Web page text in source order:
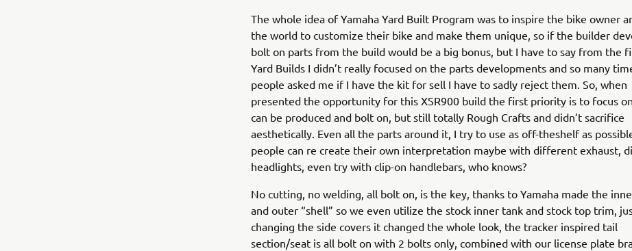
The whole idea of Yamaha Yard Built Program was to inspire the bike owner
the world to customize their bike and make them unique, so if the builder
bolt on parts from the build would be a big bonus, but I have to say from the
Yard Builds I didn’t really focused on the parts developments and so many
people asked me if I have the kit for sell I have to sadly reject them. So, when
presented the opportunity for this XSR900 build the first priority is to focus
can be produced and bolt on, but still totally Rough Crafts and didn’t sacrifice
aesthetically. Even all the parts around it, I try to use as off-theshelf as
people can re create their own interpretation maybe with different exhaust,
headlights, even try with clip-on handlebars, who knows?
No cutting, no welding, all bolt on, is the key, thanks to Yamaha made the
and outer “shell” so we even utilize the stock inner tank and stock top trim,
changing the side covers it changed the whole look, the tracker inspired tail
section/seat is all bolt on with 2 bolts only, combined with our license plate